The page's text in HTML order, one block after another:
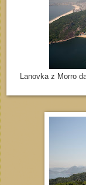
Lanovka z Morro